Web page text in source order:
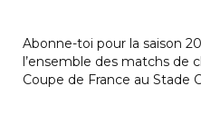
Abonne-toi pour la saison
l’ensemble des matchs de
Coupe de France au Stade